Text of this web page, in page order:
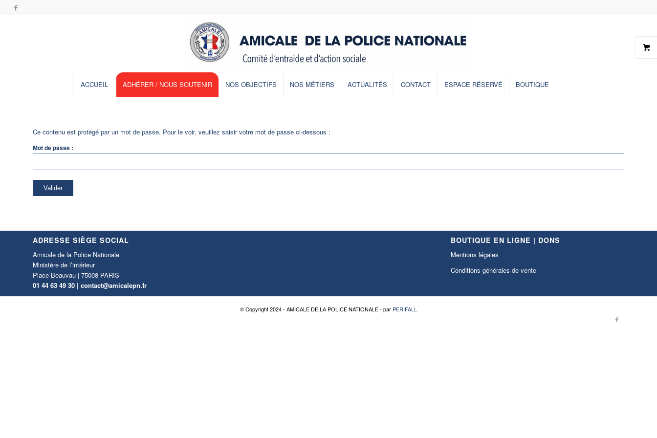
ACCUEIL ADHÉRER / NOUS SOUTENIR NOS OBJECTIFS NOS MÉTIERS ACTUALITÉS CONTACT ESPACE RÉSERVÉ BOUTIQUE
Ce contenu est protégé par un mot de passe. Pour le voir, veuillez saisir votre mot de passe ci-dessous :
Mot de passe :
ADRESSE SIÈGE SOCIAL
Amicale de la Police Nationale
Ministère de l’intérieur
Place Beauvau | 75008 PARIS
01 44 63 49 30 | contact@amicalepn.fr
BOUTIQUE EN LIGNE | DONS
Mentions légales
Conditions générales de vente
© Copyright 2024 - AMICALE DE LA POLICE NATIONALE - par PERIFALL